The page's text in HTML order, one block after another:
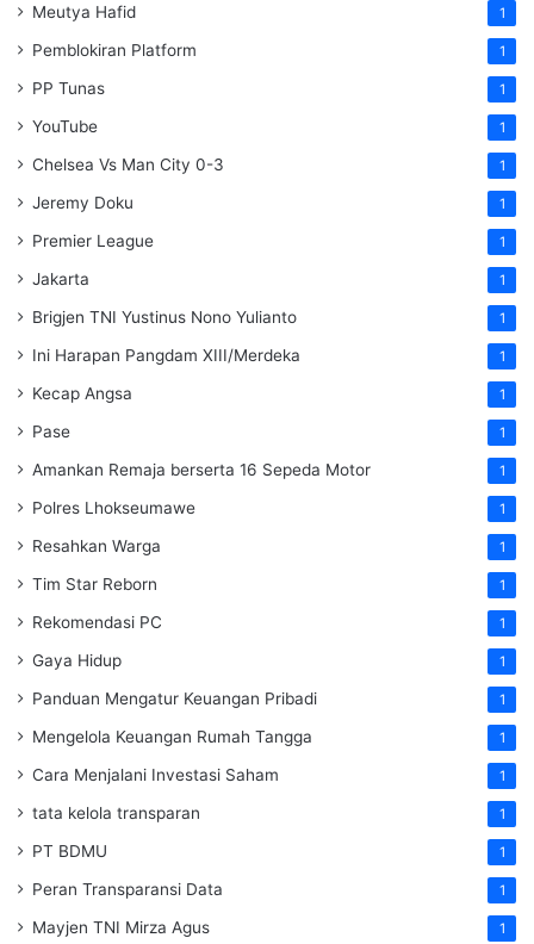
Meutya Hafid 1
Pemblokiran Platform 1
PP Tunas 1
YouTube 1
Chelsea Vs Man City 0-3 1
Jeremy Doku 1
Premier League 1
Jakarta 1
Brigjen TNI Yustinus Nono Yulianto 1
Ini Harapan Pangdam XIII/Merdeka 1
Kecap Angsa 1
Pase 1
Amankan Remaja berserta 16 Sepeda Motor 1
Polres Lhokseumawe 1
Resahkan Warga 1
Tim Star Reborn 1
Rekomendasi PC 1
Gaya Hidup 1
Panduan Mengatur Keuangan Pribadi 1
Mengelola Keuangan Rumah Tangga 1
Cara Menjalani Investasi Saham 1
tata kelola transparan 1
PT BDMU 1
Peran Transparansi Data 1
Mayjen TNI Mirza Agus 1